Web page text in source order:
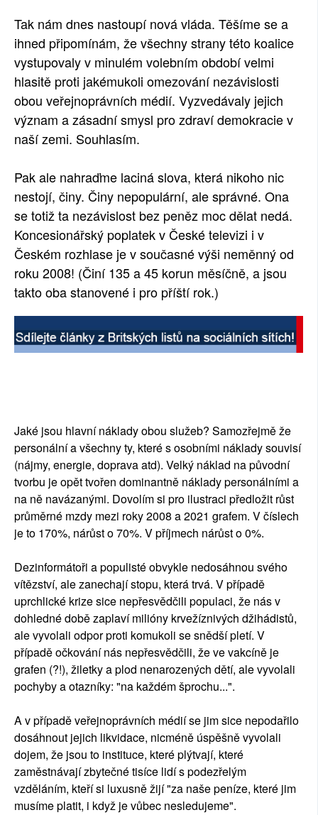
SOCIÁLNÍ SÍTĚ
RUBRIKY
PLNÁ VERZE STRÁNEK
Tak nám dnes nastoupí nová vláda. Těšíme se a
ihned připomínám, že všechny strany této koalice
vystupovaly v minulém volebním období velmi
hlasitě proti jakémukoli omezování nezávislosti
obou veřejnoprávních médií. Vyzvedávaly jejich
význam a zásadní smysl pro zdraví demokracie v
naší zemi. Souhlasím.
Pak ale nahraďme laciná slova, která nikoho nic
nestojí, činy. Činy nepopulární, ale správné. Ona
se totiž ta nezávislost bez peněz moc dělat nedá.
Koncesionářský poplatek v České televizi i v
Českém rozhlase je v současné výši neměnný od
roku 2008! (Činí 135 a 45 korun měsíčně, a jsou
takto oba stanovené i pro příští rok.)
Jaké jsou hlavní náklady obou služeb? Samozřejmě že
personální a všechny ty, které s osobními náklady souvisí
(nájmy, energie, doprava atd). Velký náklad na původní
tvorbu je opět tvořen dominantně náklady personálními a
na ně navázanými. Dovolím si pro ilustraci předložit růst
průměrné mzdy mezi roky 2008 a 2021 grafem. V číslech
je to 170%, nárůst o 70%. V příjmech nárůst o 0%.
Dezinformátoři a populisté obvykle nedosáhnou svého
vítězství, ale zanechají stopu, která trvá. V případě
uprchlické krize sice nepřesvědčili populaci, že nás v
dohledné době zaplaví milióny krvežíznivých džihádistů,
ale vyvolali odpor proti komukoli se snědší pletí. V
případě očkování nás nepřesvědčili, že ve vakcíně je
grafen (?!), žiletky a plod nenarozených dětí, ale vyvolali
pochyby a otazníky: "na každém šprochu...".
A v případě veřejnoprávních médií se jim sice nepodařilo
dosáhnout jejich likvidace, nicméně úspěšně vyvolali
dojem, že jsou to instituce, které plýtvají, které
zaměstnávají zbytečné tisíce lidí s podezřelým
vzděláním, kteří si luxusně žijí "za naše peníze, které jim
musíme platit, i když je vůbec nesledujeme".